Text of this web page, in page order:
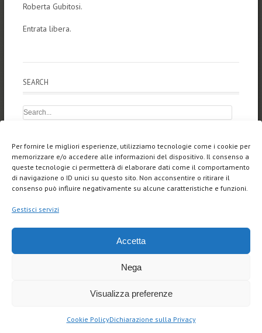
Per fornire le migliori esperienze, utilizziamo tecnologie come i cookie per
memorizzare e/o accedere alle informazioni del dispositivo. Il consenso a
queste tecnologie ci permetterà di elaborare dati come il comportamento
di navigazione o ID unici su questo sito. Non acconsentire o ritirare il
consenso può influire negativamente su alcune caratteristiche e funzioni.
Gestisci servizi
Accetta
Nega
Visualizza preferenze
Cookie PolicyDichiarazione sulla Privacy
Roberta Gubitosi.
Entrata libera.
SEARCH
ARTNIGHT 2025
Silenzi, articolo di Francesca Brandes
“DOVE LA GHIANDAIA MARINA NON OSA VOLARE”, serata